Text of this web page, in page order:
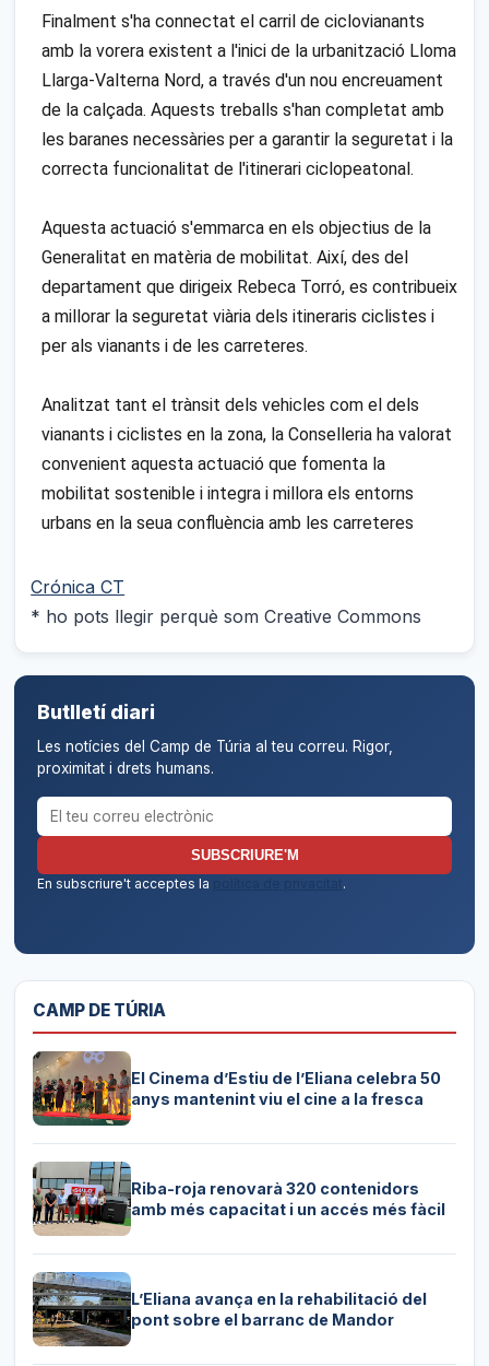
Finalment s'ha connectat el carril de ciclovianants
amb la vorera existent a l'inici de la urbanització Lloma
Llarga-Valterna Nord, a través d'un nou encreuament
de la calçada. Aquests treballs s'han completat amb
les baranes necessàries per a garantir la seguretat i la
correcta funcionalitat de l'itinerari ciclopeatonal.
Aquesta actuació s'emmarca en els objectius de la
Generalitat en matèria de mobilitat. Així, des del
departament que dirigeix Rebeca Torró, es contribueix
a millorar la seguretat viària dels itineraris ciclistes i
per als vianants i de les carreteres.
Analitzat tant el trànsit dels vehicles com el dels
vianants i ciclistes en la zona, la Conselleria ha valorat
convenient aquesta actuació que fomenta la
mobilitat sostenible i integra i millora els entorns
urbans en la seua confluència amb les carreteres
Crónica CT
* ho pots llegir perquè som Creative Commons
Butlletí diari
Les notícies del Camp de Túria al teu correu. Rigor,
proximitat i drets humans.
Correu electrònic per al butlletí
SUBSCRIURE'M
En subscriure't acceptes la
política de privacitat.
CAMP DE TÚRIA
El Cinema d’Estiu de l’Eliana celebra 50
anys mantenint viu el cine a la fresca
Riba-roja renovarà 320 contenidors
amb més capacitat i un accés més fàcil
L’Eliana avança en la rehabilitació del
pont sobre el barranc de Mandor